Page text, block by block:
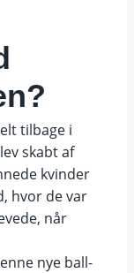
tilbage i
skabt af
kvinder
hvor de var
når
nye ball-